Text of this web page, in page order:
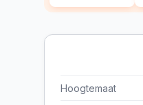
Hoogtemaat